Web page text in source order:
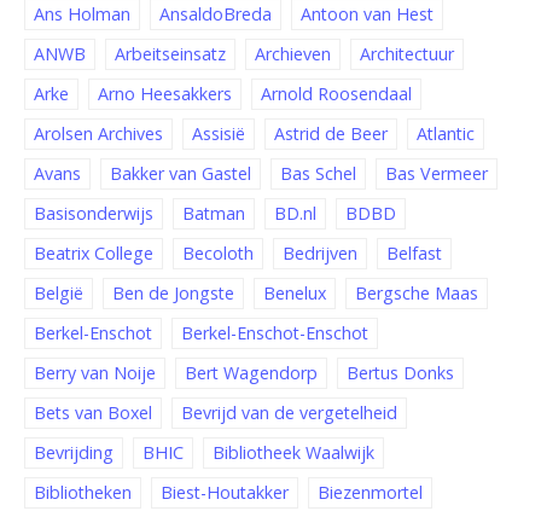
Ans Holman
AnsaldoBreda
Antoon van Hest
ANWB
Arbeitseinsatz Archieven
Architectuur
Arke
Arno Heesakkers
Arnold Roosendaal
Arolsen Archives
Assisië Astrid de Beer
Atlantic
Avans
Bakker van Gastel Bas Schel
Bas Vermeer
Basisonderwijs
Batman BD.nl
BDBD
Beatrix College
Becoloth Bedrijven
Belfast
België
Ben de Jongste Benelux
Bergsche Maas
Berkel-Enschot
Berkel-Enschot-Enschot
Berry van Noije
Bert Wagendorp
Bertus Donks
Bets van Boxel
Bevrijd van de vergetelheid
Bevrijding
BHIC
Bibliotheek Waalwijk
Bibliotheken
Biest-Houtakker
Biezenmortel